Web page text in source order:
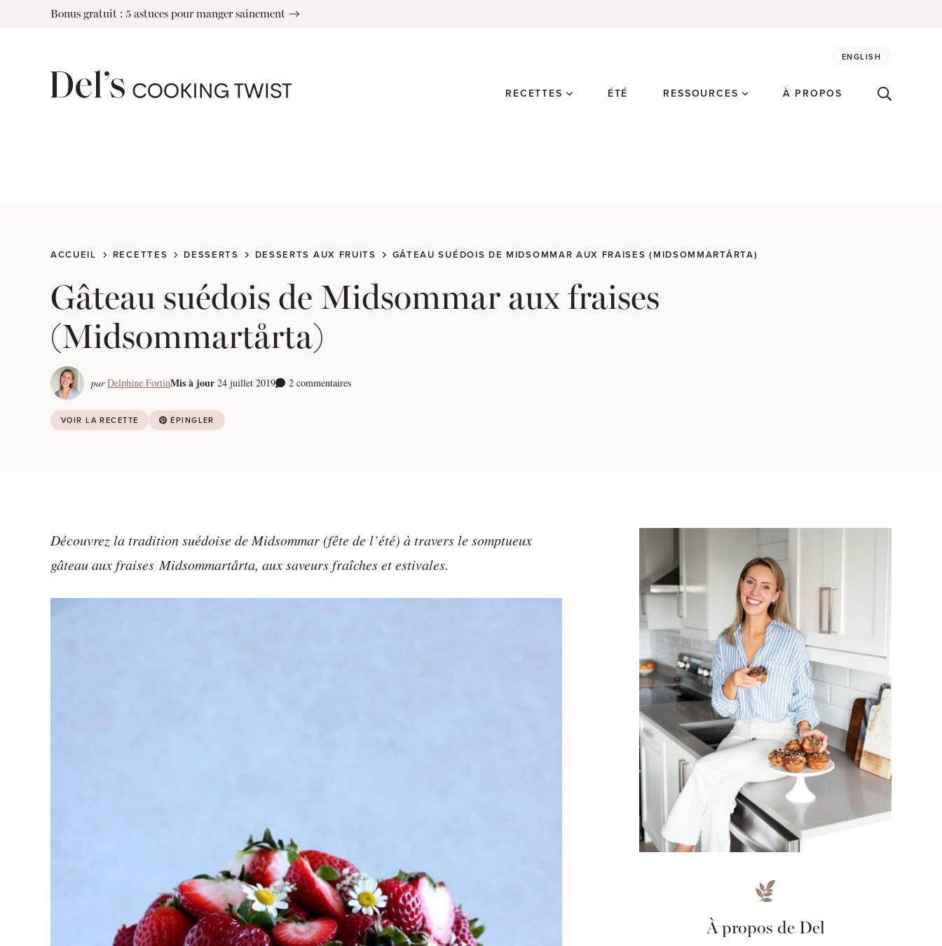
Bonus gratuit : 5 astuces pour manger sainement
ENGLISH
RECETTES ÉTÉ RESSOURCES À PROPOS
ACCUEIL RECETTES DESSERTS DESSERTS AUX FRUITS GÂTEAU SUÉDOIS DE MIDSOMMAR AUX FRAISES (MIDSOMMARTÅRTA)
Gâteau suédois de Midsommar aux fraises
(Midsommartårta)
par Delphine FortinMis à jour 24 juillet 2019 2 commentaires
VOIR LA RECETTE ÉPINGLER
Découvrez la tradition suédoise de Midsommar (fête de l’été) à travers le somptueux
gâteau aux fraises Midsommartårta, aux saveurs fraîches et estivales.
À propos de Del